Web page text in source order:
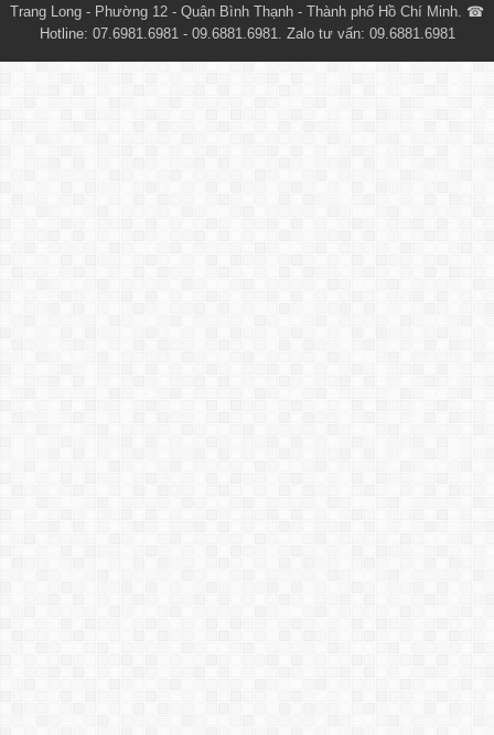
Trang Long - Phường 12 - Quận Bình Thạnh - Thành phố Hồ Chí Minh. ☎
Hotline: 07.6981.6981 - 09.6881.6981. Zalo tư vấn: 09.6881.6981